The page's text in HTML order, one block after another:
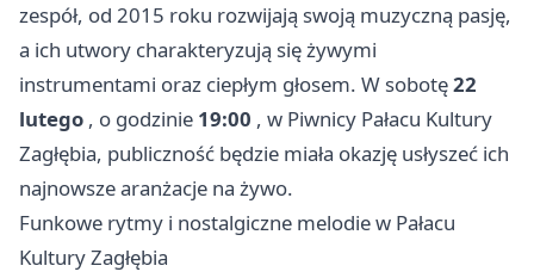
zespół, od 2015 roku rozwijają swoją muzyczną pasję,
a ich utwory charakteryzują się żywymi
instrumentami oraz ciepłym głosem. W sobotę22
lutego , o godzinie 19:00 , w Piwnicy Pałacu Kultury
Zagłębia, publiczność będzie miała okazję usłyszeć ich
najnowsze aranżacje na żywo.
Funkowe rytmy i nostalgiczne melodie w Pałacu
Kultury Zagłębia